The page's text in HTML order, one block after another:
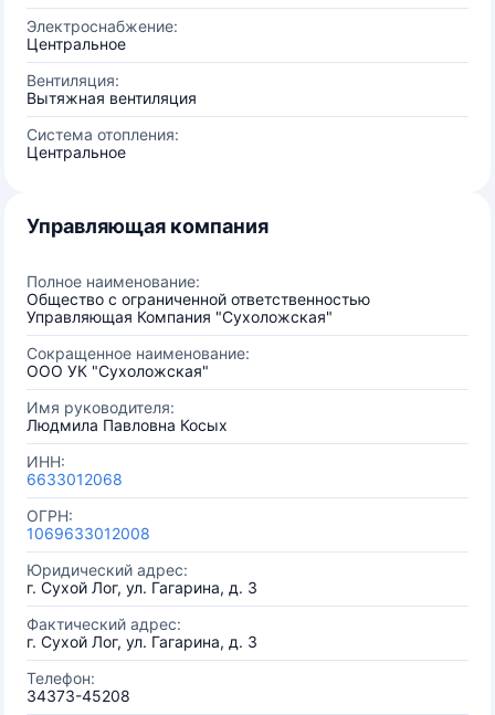
Электроснабжение:
Центральное
Вентиляция:
Вытяжная вентиляция
Система отопления:
Центральное
Управляющая компания
Полное наименование:
Общество с ограниченной ответственностью
Управляющая Компания "Сухоложская"
Сокращенное наименование:
ООО УК "Сухоложская"
Имя руководителя:
Людмила Павловна Косых
ИНН:
6633012068
ОГРН:
1069633012008
Юридический адрес:
г. Сухой Лог, ул. Гагарина, д. 3
Фактический адрес:
г. Сухой Лог, ул. Гагарина, д. 3
Телефон:
34373-45208